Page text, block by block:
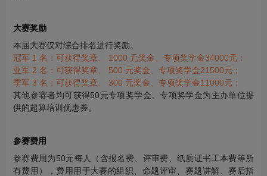
大赛奖励
本届大赛仅对综合排名进行奖励。
冠军 1 名：可获得奖章、 1000 元奖金、专项奖学金34000元；
亚军 2 名：可获得奖章、 500 元奖金、专项奖学金21500元；
季军 3 名：可获得奖章、 300 元奖金、专项奖学金11000元；
其他参赛者均可获得50元专项奖学金。专项奖学金为主办单位提
供的超算培训优惠券。
参赛费用
参赛费用为50元每人（含报名费、评审费、纸质证书工本费等所
有费用），费用用于大赛的组织、命题评审、赛题讲解、赛后指